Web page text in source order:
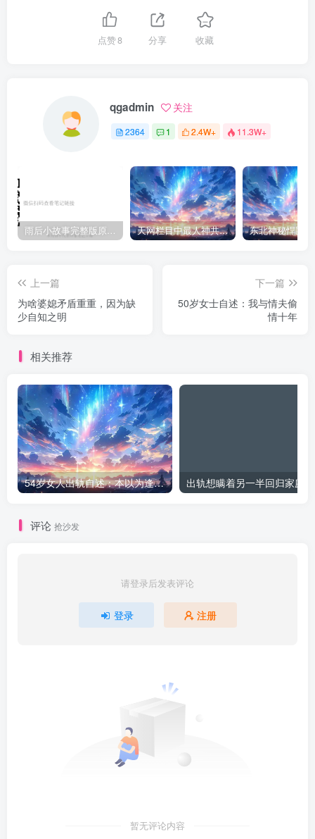
点赞8 分享 收藏
qgadmin 关注
2364 1 2.4W+ 11.3W+
雨后小故事完整版原片动态图（图+文字解说版） 天网栏目中最人神共愤的一期《消失的夫妻》
上一篇
为啥婆媳矛盾重重，因为缺
少自知之明
下一篇
50岁女士自述：我与情夫偷
情十年
相关推荐
54岁女人出轨自述：本以为逢场作戏
评论 抢沙发
请登录后发表评论
登录 注册
暂无评论内容